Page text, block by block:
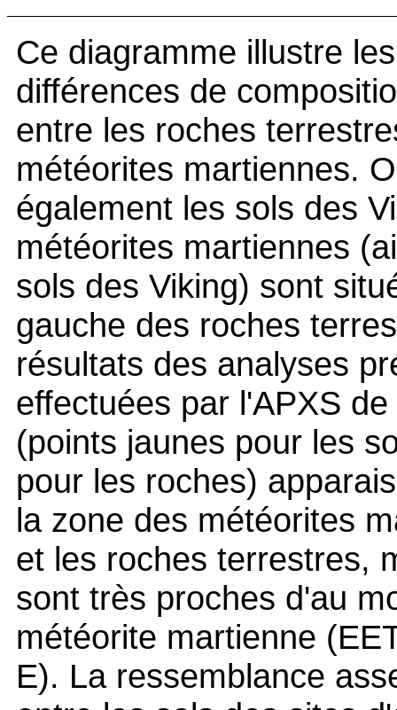
Ce diagramme illustre les
différences de
entre les roches
météorites martiennes.
également les sols des
météorites martiennes
sols des Viking) sont
gauche des roches
résultats des analyses
effectuées par l'APXS
(points jaunes pour les
pour les roches)
la zone des météorites
et les roches terrestres,
sont très proches d'au
météorite martienne
E). La ressemblance